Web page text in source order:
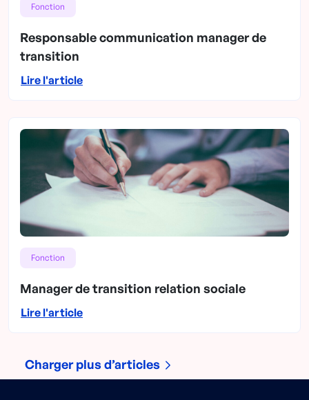
Fonction
Responsable communication manager de
transition
Lire l'article
Fonction
Manager de transition relation sociale
Lire l'article
Charger plus d’articles